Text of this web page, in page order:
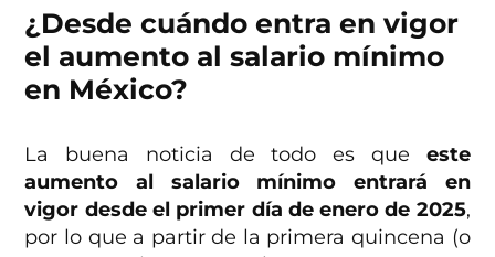
¿Desde cuándo entra en vigor
el aumento al salario mínimo
en México?
La buena noticia de todo es que este
aumento al salario mínimo entrará en
vigor desde el primer día de enero de 2025,
por lo que a partir de la primera quincena (o